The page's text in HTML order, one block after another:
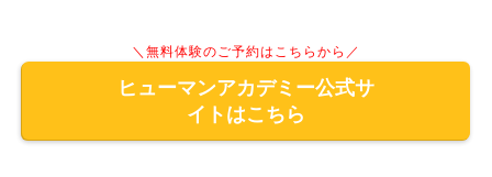
＼無料体験のご予約はこちらから／
ヒューマンアカデミー公式サ
イトはこちら